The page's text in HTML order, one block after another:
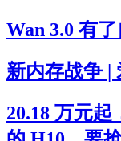
Wan 3.0 有
新内存战争 |
20.18 万元